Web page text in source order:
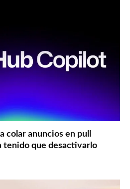
anuncios en pull
tenido que desactivarlo